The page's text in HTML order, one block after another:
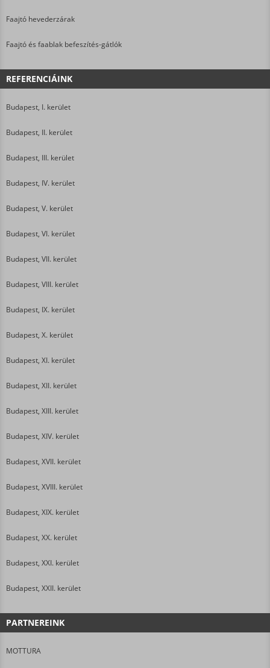
Faajtó hevederzárak
Faajtó és faablak befeszítés-gátlók
REFERENCIÁINK
Budapest, I. kerület
Budapest, II. kerület
Budapest, III. kerület
Budapest, IV. kerület
Budapest, V. kerület
Budapest, VI. kerület
Budapest, VII. kerület
Budapest, VIII. kerület
Budapest, IX. kerület
Budapest, X. kerület
Budapest, XI. kerület
Budapest, XII. kerület
Budapest, XIII. kerület
Budapest, XIV. kerület
Budapest, XVII. kerület
Budapest, XVIII. kerület
Budapest, XIX. kerület
Budapest, XX. kerület
Budapest, XXI. kerület
Budapest, XXII. kerület
PARTNEREINK
MOTTURA